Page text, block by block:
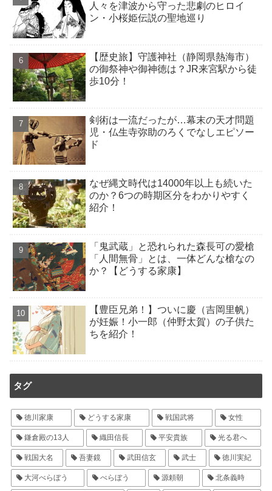
人々を津波から守った悲劇のヒロイ
ン・小桜姫伝説の聖地巡り
【歴史旅】守護神社（静岡県熱海市）
の御祭神や御神徳は？JR来宮駅から徒
歩10分！
剣術は一流だったが…幕末の天才問題
児・仏生寺弥助のろくでなしエピソー
ド
なぜ縄文時代は14000年以上も続いた
のか？6つの時期区分をわかりやすく
紹介！
「鬼武蔵」と恐れられた森長可の愛槍
「人間無骨」とは、一体どんな槍なの
か？【どうする家康】
【豊臣兄弟！】ついに慶（吉岡里帆）
が妊娠！小一郎（仲野太賀）の子供た
ちを紹介！
タグ
徳川家康 どうする家康 戦国武将 女性
鎌倉殿の13人 織田信長 平安貴族 光る君へ
戦国大名 吾妻鏡 武田信玄 武士 徳川実紀
大河べらぼう べらぼう 源頼朝 北条義時